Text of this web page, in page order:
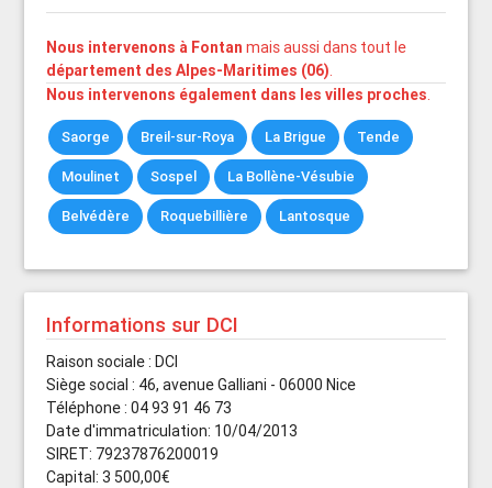
Nous intervenons à Fontan mais aussi dans tout le
département des Alpes-Maritimes (06)
Nous intervenons également dans les villes proches
Saorge Breil-sur-Roya La Brigue Tende
Moulinet Sospel La Bollène-Vésubie
Belvédère Roquebillière Lantosque
Informations sur DCI
Raison sociale : DCI
Siège social : 46, avenue Galliani - 06000 Nice
Téléphone : 04 93 91 46 73
Date d'immatriculation: 10/04/2013
SIRET: 79237876200019
Capital: 3 500,00€